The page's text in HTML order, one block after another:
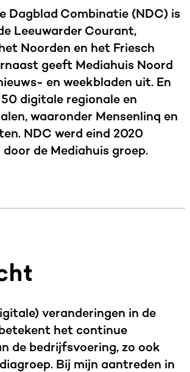
Dagblad Combinatie (NDC) is
Leeuwarder Courant,
Noorden en het Friesch
geeft Mediahuis Noord
en weekbladen uit. En
digitale regionale en
waaronder Mensenlinq en
NDC werd eind 2020
de Mediahuis groep.
veranderingen in de
het continue
de bedrijfsvoering, zo ook
Bij mijn aantreden in